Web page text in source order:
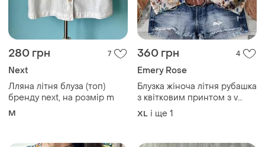
280 грн 7
Next
Лляна літня блуза (топ)
бренду next, на розмір m
M
360 грн 4
Emery Rose
Блузка жіноча літня рубашка
з квітковим принтом з v
вирізом і рукавами-
воланами emery rose xl
XL і ще 1